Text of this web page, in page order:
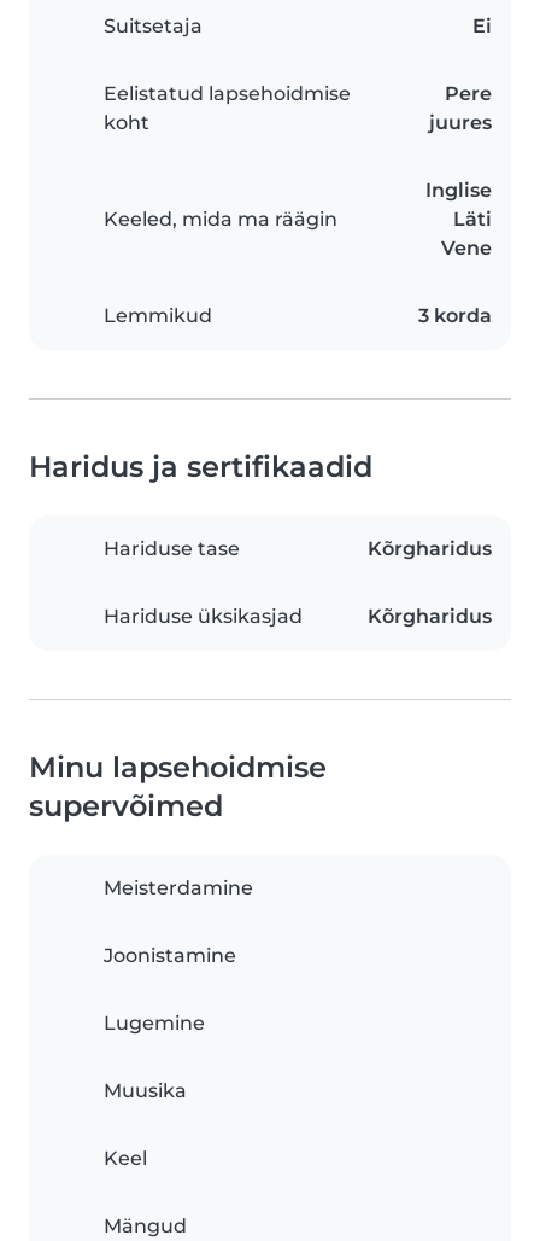
Suitsetaja Ei
Eelistatud lapsehoidmise
koht
Pere
juures
Keeled, mida ma räägin
Inglise
Läti
Vene
Lemmikud 3 korda
Haridus ja sertifikaadid
Hariduse tase Kõrgharidus
Hariduse üksikasjad Kõrgharidus
Minu lapsehoidmise
supervõimed
Meisterdamine
Joonistamine
Lugemine
Muusika
Keel
Mängud